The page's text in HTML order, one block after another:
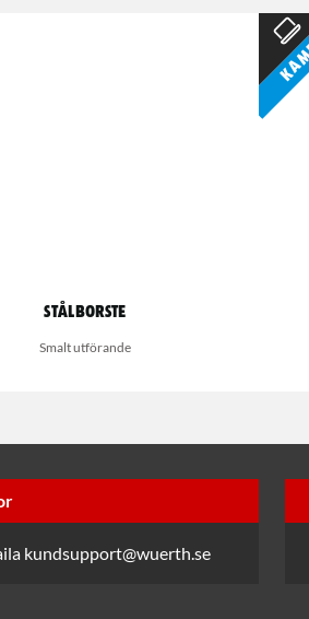
Stålborste
Smalt utförande
kundsupport@wuerth.se